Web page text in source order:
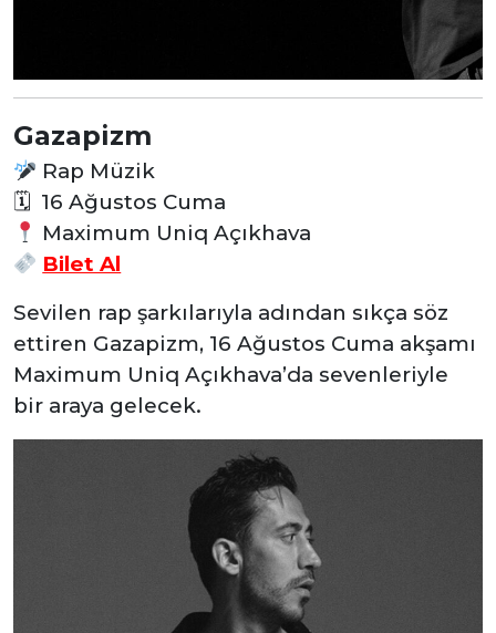
Gazapizm
Rap Müzik
🗓 16 Ağustos Cuma
Maximum Uniq Açıkhava
Bilet Al
Sevilen rap şarkılarıyla adından sıkça söz
ettiren Gazapizm, 16 Ağustos Cuma akşamı
Maximum Uniq Açıkhava’da sevenleriyle
bir araya gelecek.